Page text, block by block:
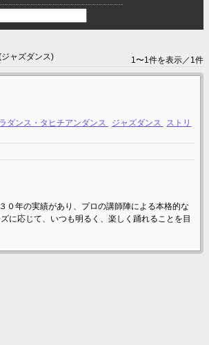
ャズダンス) 1〜1件を表示／1件
ダンス・タヒチアンダンス ジャズダンス
ストリ
０年の実績があり、プロの講師陣による本格的な
に応じて、いつも明るく、楽しく踊れることを目